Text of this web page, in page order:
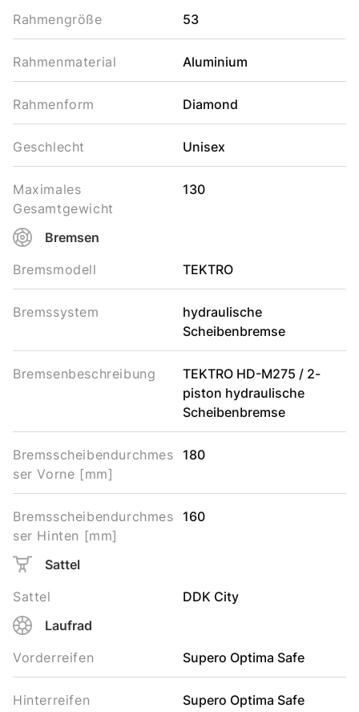
Rahmengröße 53
Rahmenmaterial Aluminium
Rahmenform Diamond
Geschlecht Unisex
Maximales
Gesamtgewicht
130
Bremsen
Bremsmodell
TEKTRO
Bremssystem
hydraulische
Scheibenbremse
Bremsenbeschreibung
TEKTRO HD-M275 / 2-
piston hydraulische
Scheibenbremse
Bremsscheibendurchmes
ser Vorne [mm]
180
Bremsscheibendurchmes
ser Hinten [mm]
160
Sattel
Sattel
DDK City
Laufrad
Vorderreifen
Supero Optima Safe
Hinterreifen
Supero Optima Safe